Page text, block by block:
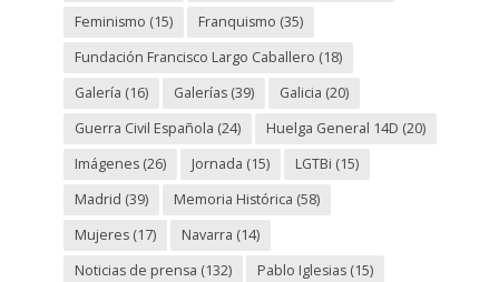
Feminismo (15) Franquismo (35)
Fundación Francisco Largo Caballero (18)
Galería (16) Galerías(39) Galicia (20)
Guerra Civil Española (24) Huelga General 14D (20)
Imágenes(26) Jornada (15) LGTBi (15)
Madrid (39) Memoria Histórica (58)
Mujeres(17) Navarra (14)
Noticias de prensa (132) Pablo Iglesias(15)